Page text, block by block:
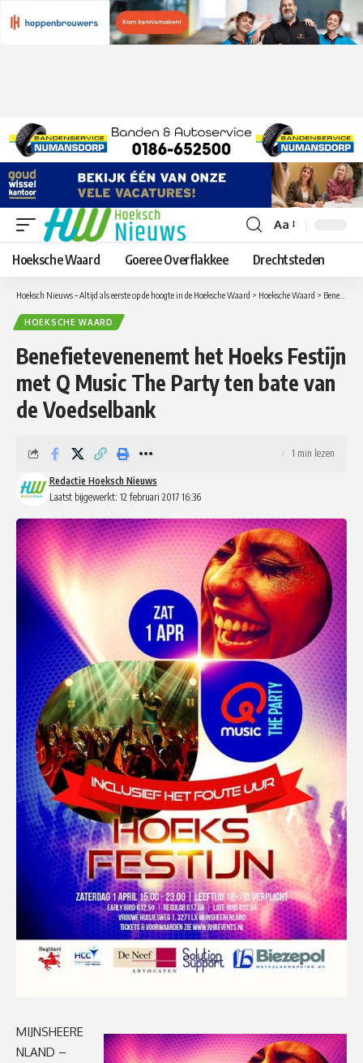
Lettergrootte
aanpassen
Aa
Hoeksche Waard Goeree Overflakkee Drechtsteden
Hoeksch Nieuws – Altijd als eerste op de hoogte in de Hoeksche Waard > Hoeksche Waard > Benefietevenenemt het Hoeks Festijn met Q Music The Party ten bate van de Voedselbank
HOEKSCHE WAARD
Benefietevenenemt het Hoeks Festijn
met Q Music The Party ten bate van
de Voedselbank
Laatst bijgewerkt: 12 februari 2017 16:36
Redactie Hoeksch Nieuws
1 min lezen
MIJNSHEERE
NLAND –